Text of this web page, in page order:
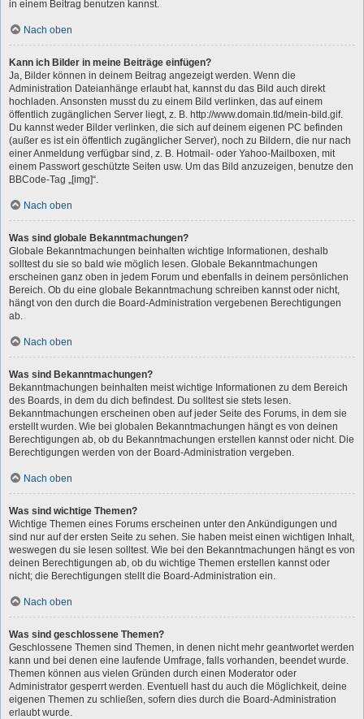
in einem Beitrag benutzen kannst.
Nach oben
Kann ich Bilder in meine Beiträge einfügen?
Ja, Bilder können in deinem Beitrag angezeigt werden. Wenn die
Administration Dateianhänge erlaubt hat, kannst du das Bild auch direkt
hochladen. Ansonsten musst du zu einem Bild verlinken, das auf einem
öffentlich zugänglichen Server liegt, z. B. http://www.domain.tld/mein-bild.gif.
Du kannst weder Bilder verlinken, die sich auf deinem eigenen PC befinden
(außer es ist ein öffentlich zugänglicher Server), noch zu Bildern, die nur nach
einer Anmeldung verfügbar sind, z. B. Hotmail- oder Yahoo-Mailboxen, mit
einem Passwort geschützte Seiten usw. Um das Bild anzuzeigen, benutze den
BBCode-Tag „[img]“.
Nach oben
Was sind globale Bekanntmachungen?
Globale Bekanntmachungen beinhalten wichtige Informationen, deshalb
solltest du sie so bald wie möglich lesen. Globale Bekanntmachungen
erscheinen ganz oben in jedem Forum und ebenfalls in deinem persönlichen
Bereich. Ob du eine globale Bekanntmachung schreiben kannst oder nicht,
hängt von den durch die Board-Administration vergebenen Berechtigungen
ab.
Nach oben
Was sind Bekanntmachungen?
Bekanntmachungen beinhalten meist wichtige Informationen zu dem Bereich
des Boards, in dem du dich befindest. Du solltest sie stets lesen.
Bekanntmachungen erscheinen oben auf jeder Seite des Forums, in dem sie
erstellt wurden. Wie bei globalen Bekanntmachungen hängt es von deinen
Berechtigungen ab, ob du Bekanntmachungen erstellen kannst oder nicht. Die
Berechtigungen werden von der Board-Administration vergeben.
Nach oben
Was sind wichtige Themen?
Wichtige Themen eines Forums erscheinen unter den Ankündigungen und
sind nur auf der ersten Seite zu sehen. Sie haben meist einen wichtigen Inhalt,
weswegen du sie lesen solltest. Wie bei den Bekanntmachungen hängt es von
deinen Berechtigungen ab, ob du wichtige Themen erstellen kannst oder
nicht; die Berechtigungen stellt die Board-Administration ein.
Nach oben
Was sind geschlossene Themen?
Geschlossene Themen sind Themen, in denen nicht mehr geantwortet werden
kann und bei denen eine laufende Umfrage, falls vorhanden, beendet wurde.
Themen können aus vielen Gründen durch einen Moderator oder
Administrator gesperrt werden. Eventuell hast du auch die Möglichkeit, deine
eigenen Themen zu schließen, sofern dies durch die Board-Administration
erlaubt wurde.